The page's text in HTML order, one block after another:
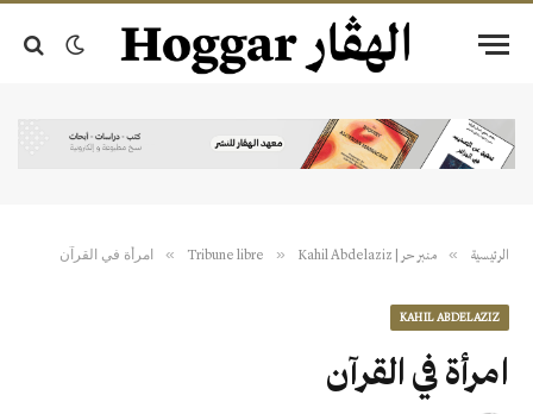
الرئيسية » منبر حر | Tribune libre » Kahil Abdelaziz
» امرأة في القرآن
KAHIL ABDELAZIZ
امرأة في القرآن